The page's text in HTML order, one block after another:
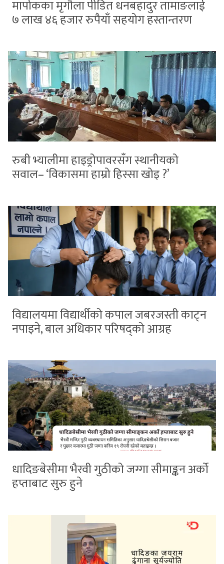
मार्पाकका मृगौला पीडित धनबहादुर तामाङलाई
७ लाख ४६ हजार रुपैयाँ सहयोग हस्तान्तरण
रुबी भ्यालीमा हाइड्रोपावरसँग स्थानीयको
सवाल– ‘विकासमा हाम्रो हिस्सा खोइ ?’
विद्यालयमा विद्यार्थीको कपाल जबरजस्ती काट्न
नपाइने, बाल अधिकार परिषद्को आग्रह
धादिङबेसीमा भैरवी गुठीको जग्गा सीमाङ्कन अर्को
हप्ताबाट सुरु हुने